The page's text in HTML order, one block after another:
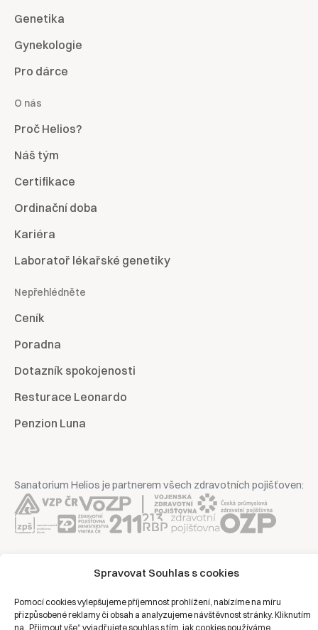
Spravovat Souhlas s cookies
Pomocí cookies vylepšujeme příjemnost prohlížení, nabízíme na míru
přizpůsobené reklamy či obsah a analyzujeme návštěvnost stránky. Kliknutím
na „Přijmout vše“ vyjadřujete souhlas s tím, jak cookies používáme.
Genetika
Gynekologie
Pro dárce
O nás
Proč Helios?
Náš tým
Certifikace
Ordinační doba
Kariéra
Laboratoř lékařské genetiky
Nepřehlédněte
Ceník
Poradna
Dotazník spokojenosti
Resturace Leonardo
Penzion Luna
Sanatorium Helios je partnerem všech zdravotních pojišťoven:
Ochrana osobních údajů